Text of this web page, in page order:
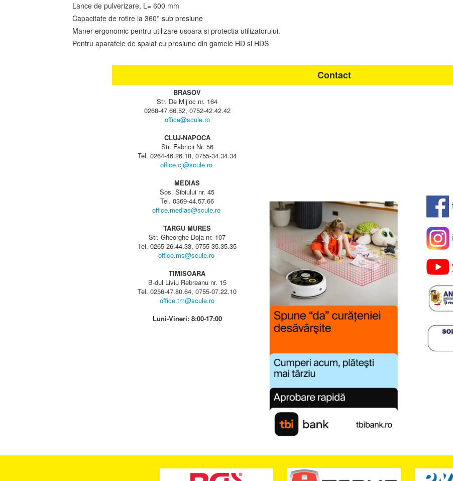
Lance de pulverizare, L= 600 mm
Capacitate de rotire la 360° sub presiune
Maner ergonomic pentru utilizare usoara si protectia utilizatorului.
Pentru aparatele de spalat cu presiune din gamele HD si HDS
Contact
BRASOV
Str. De Mijloc nr. 164
0268-47.66.52, 0752-42.42.42
office@scule.ro
CLUJ-NAPOCA
Str. Fabricii Nr. 56
Tel. 0264-46.26.18, 0755-34.34.34
office.cj@scule.ro
MEDIAS
Sos. Sibiului nr. 45
Tel. 0369-44.57.66
office.medias@scule.ro
TARGU MURES
Str. Gheorghe Doja nr. 107
Tel. 0265-26.44.33, 0755-35.35.35
office.ms@scule.ro
TIMISOARA
B-dul Liviu Rebreanu nr. 15
Tel. 0256-47.80.64, 0755-07.22.10
office.tm@scule.ro
Luni-Vineri: 8:00-17:00